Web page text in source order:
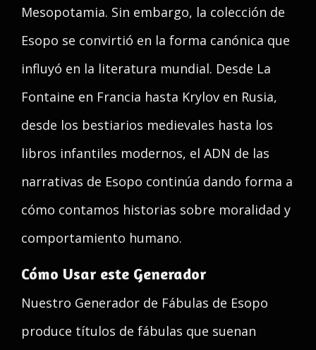
Mesopotamia. Sin embargo, la colección de
Esopo se convirtió en la forma canónica que
influyó en la literatura mundial. Desde La
Fontaine en Francia hasta Krylov en Rusia,
desde los bestiarios medievales hasta los
libros infantiles modernos, el ADN de las
narrativas de Esopo continúa dando forma a
cómo contamos historias sobre moralidad y
comportamiento humano.
Cómo Usar este Generador
Nuestro Generador de Fábulas de Esopo
produce títulos de fábulas que suenan